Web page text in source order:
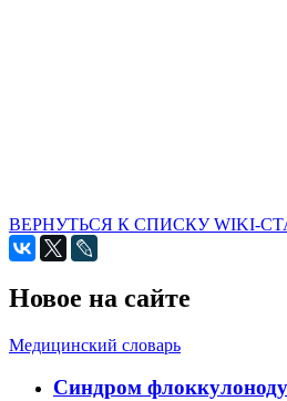
ВЕРНУТЬСЯ К СПИСКУ WIKI-
Новое на сайте
Медицинский словарь
Cиндром